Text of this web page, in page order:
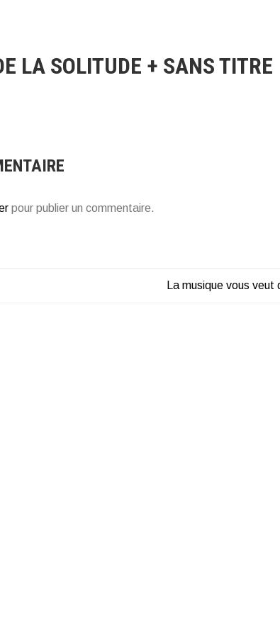
LA SOLITUDE + SANS TITRE
pour publier un commentaire.
La musique vous veut